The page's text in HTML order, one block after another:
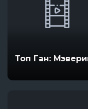
Топ Ган: